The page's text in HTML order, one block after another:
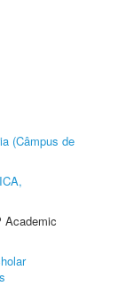
(Câmpus de
Academic